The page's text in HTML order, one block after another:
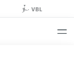
VBL